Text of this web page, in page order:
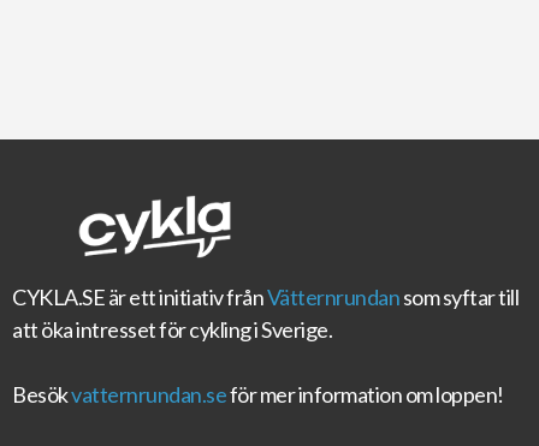
CYKLA.SEär ett initiativ frånVätternrundansom syftar till
att öka intresset för cykling i Sverige.
Besökvatternrundan.seför mer information om loppen!